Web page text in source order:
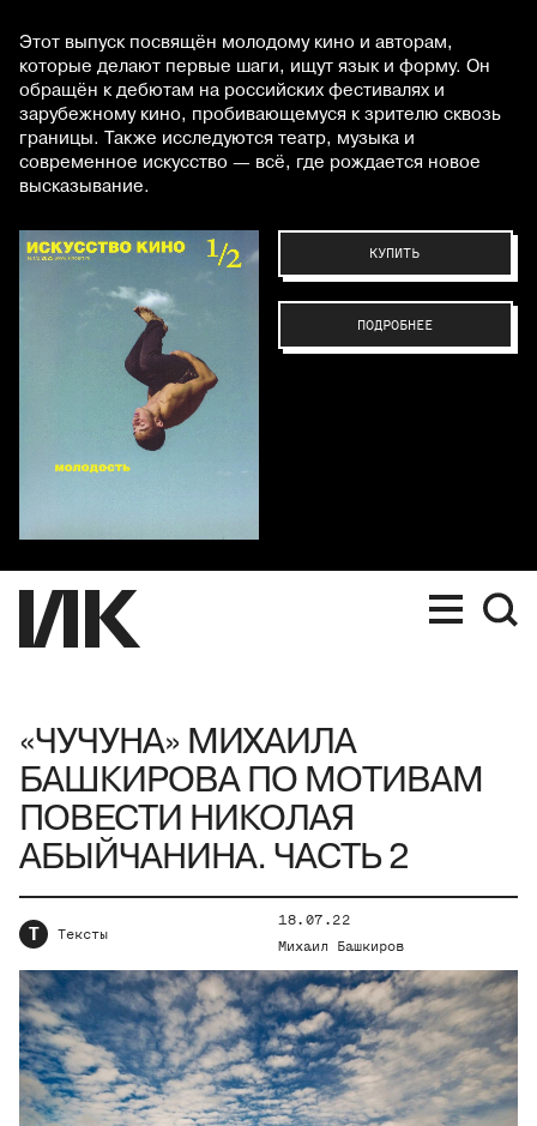
Этот выпуск посвящён молодому кино и авторам,
которые делают первые шаги, ищут язык и форму. Он
обращён к дебютам на российских фестивалях и
зарубежному кино, пробивающемуся к зрителю сквозь
границы. Также исследуются театр, музыка и
современное искусство — всё, где рождается новое
высказывание.
КУПИТЬ
ПОДРОБНЕЕ
«ЧУЧУНА» МИХАИЛА
БАШКИРОВА ПО МОТИВАМ
ПОВЕСТИ НИКОЛАЯ
АБЫЙЧАНИНА. ЧАСТЬ 2
Т Тексты
18.07.22
Михаил Башкиров